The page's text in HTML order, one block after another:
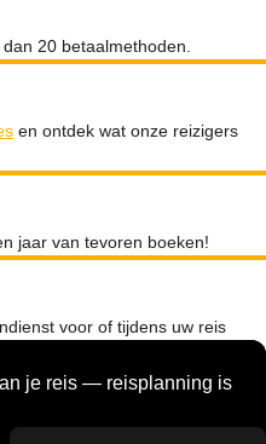
20 betaalmethoden.
en ontdek wat onze reizigers
jaar van tevoren boeken!
voor of tijdens uw reis
je reis — reisplanning is